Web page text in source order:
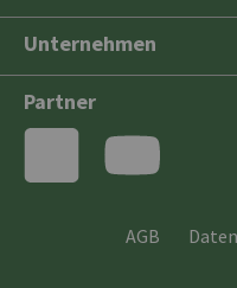
Unternehmen
Partner
AGB